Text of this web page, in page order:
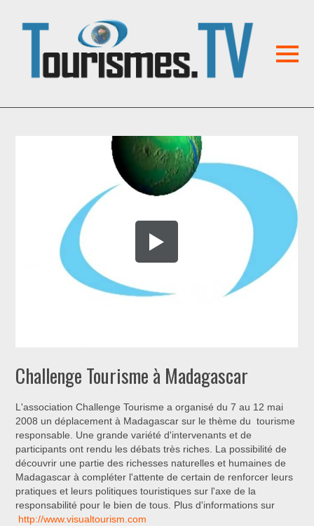
Challenge Tourisme à Madagascar
L'association Challenge Tourisme a organisé du 7 au 12 mai
2008 un déplacement à Madagascar sur le thème du tourisme
responsable. Une grande variété d'intervenants et de
participants ont rendu les débats très riches. La possibilité de
découvrir une partie des richesses naturelles et humaines de
Madagascar à compléter l'attente de certain de renforcer leurs
pratiques et leurs politiques touristiques sur l'axe de la
responsabilité pour le bien de tous. Plus d'informations sur
http://www.visualtourism.com